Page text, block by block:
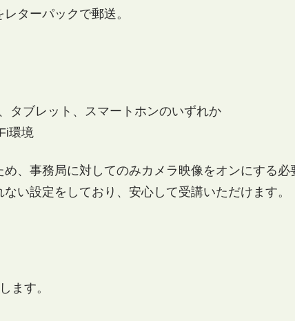
ターパックで郵送。
タブレット、スマートホンのいずれか
環境
め、事務局に対してのみカメラ映像をオンにする
い設定をしており、安心して受講いただけます。
ます。